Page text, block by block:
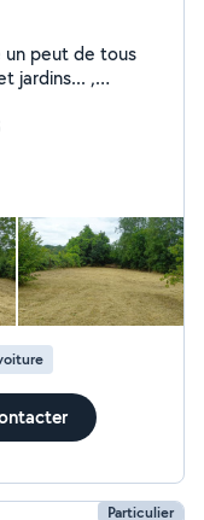
un peut de tous
jardins... ,
bricolage
Particulier